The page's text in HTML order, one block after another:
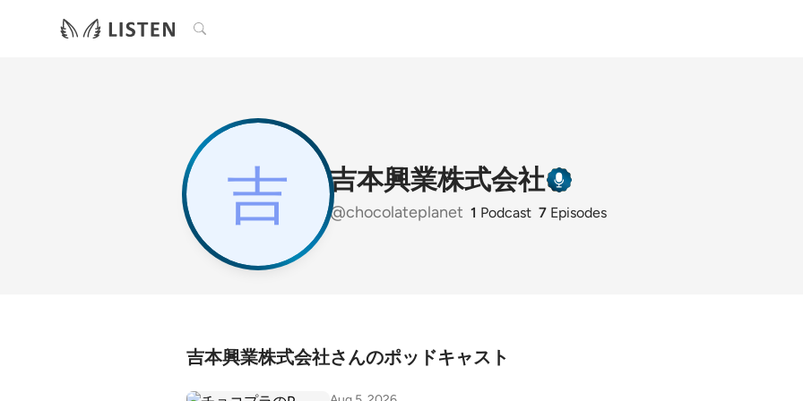
検索
吉本興業株式会社
@chocolateplanet 1 Podcast 7 Episodes
吉本興業株式会社さんのポッドキャスト